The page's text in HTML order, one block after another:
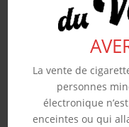
La vente de
personnes
électronique
enceintes ou qui